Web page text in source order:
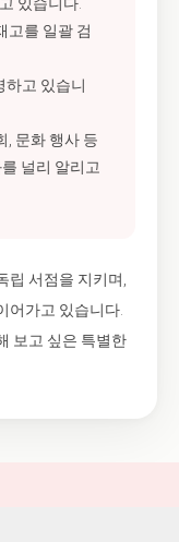
있습니다.
고를 일괄 검
하고 있습니
, 문화 행사 등
널리 알리고
립 서점을 지키며,
어가고 있습니다.
보고 싶은 특별한